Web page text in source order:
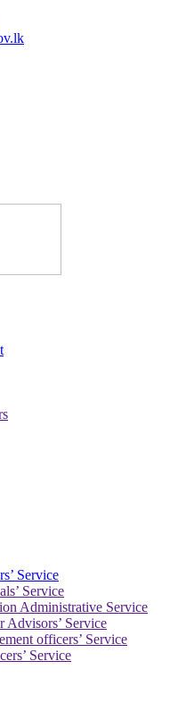
Service
Service
Administrative Service
Advisors’ Service
officers’ Service
Service